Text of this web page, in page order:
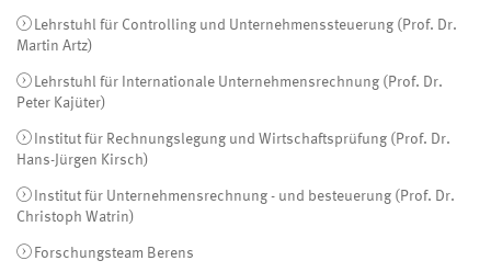
Lehrstuhl für Controlling und Unternehmenssteuerung (Prof. Dr.
Martin Artz)
Lehrstuhl für Internationale Unternehmensrechnung (Prof. Dr.
Peter Kajüter)
Institut für Rechnungslegung und Wirtschaftsprüfung (Prof. Dr.
Hans-Jürgen Kirsch)
Institut für Unternehmensrechnung - und besteuerung (Prof. Dr.
Christoph Watrin)
Forschungsteam Berens